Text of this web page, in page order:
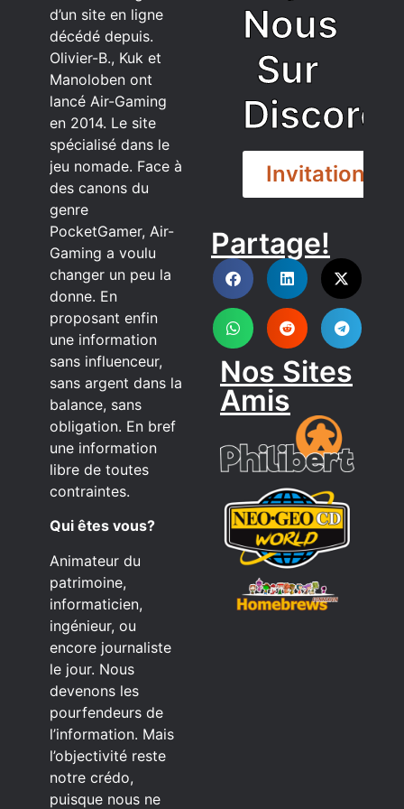
d’un site en ligne
décédé depuis.
Olivier-B., Kuk et
Manoloben ont
lancé Air-Gaming
en 2014. Le site
spécialisé dans le
jeu nomade. Face à
des canons du
genre
PocketGamer, Air-
Gaming a voulu
changer un peu la
donne. En
proposant enfin
une information
sans influenceur,
sans argent dans la
balance, sans
obligation. En bref
une information
libre de toutes
contraintes.
Qui êtes vous?
Animateur du
patrimoine,
informaticien,
ingénieur, ou
encore journaliste
le jour. Nous
devenons les
pourfendeurs de
l’information. Mais
l’objectivité reste
notre crédo,
puisque nous ne
Nous
Sur
Discord
Invitation
DISCORD
Partage!
Nos Sites
Amis